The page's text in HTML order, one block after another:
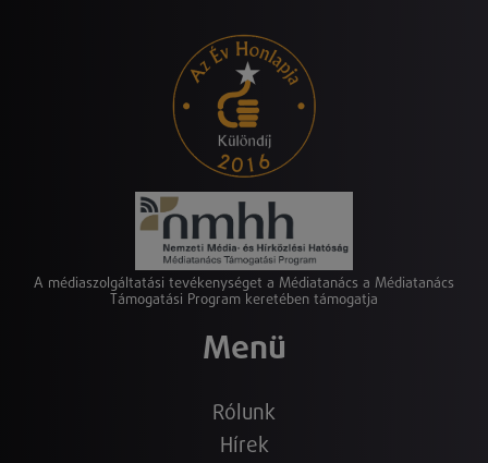
A médiaszolgáltatási tevékenységet a Médiatanács a Médiatanács
Támogatási Program keretében támogatja
Menü
Rólunk
Hírek